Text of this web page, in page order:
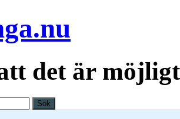
det är möjligt
Sök